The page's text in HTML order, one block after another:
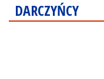
DARCZYŃCY